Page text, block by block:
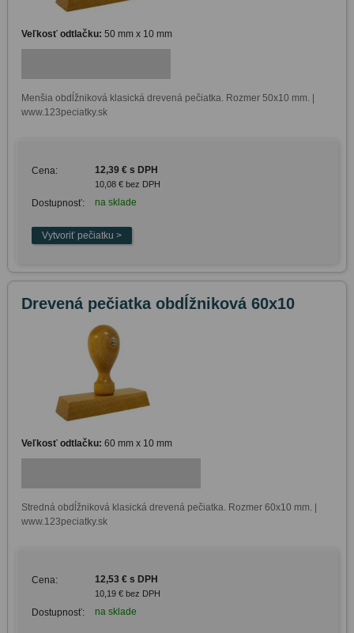
Veľkosť odtlačku: 50 mm x 10 mm
Menšia obdĺžniková klasická drevená pečiatka. Rozmer 50x10 mm. |
www.123peciatky.sk
Cena: 12,39 € s DPH
10,08 € bez DPH
Dostupnosť: na sklade
Drevená pečiatka obdĺžniková 60x10
Veľkosť odtlačku: 60 mm x 10 mm
Stredná obdĺžniková klasická drevená pečiatka. Rozmer 60x10 mm. |
www.123peciatky.sk
Cena: 12,53 € s DPH
10,19 € bez DPH
Dostupnosť: na sklade